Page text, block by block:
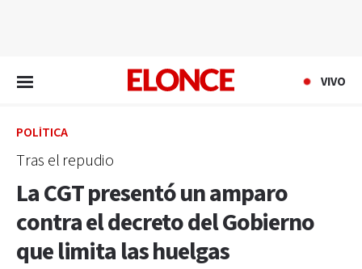
VIVO
POLÍTICA
Tras el repudio
La CGT presentó un amparo
contra el decreto del Gobierno
que limita las huelgas